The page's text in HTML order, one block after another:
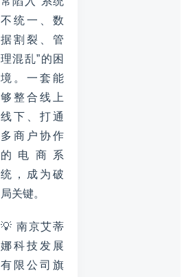
不统一、数
据割裂、管
理混乱”的困
境。一套能
够整合线上
线下、打通
多商户协作
的电商系
统，成为破
局关键。
💡 南京艾蒂
娜科技发展
有限公司旗